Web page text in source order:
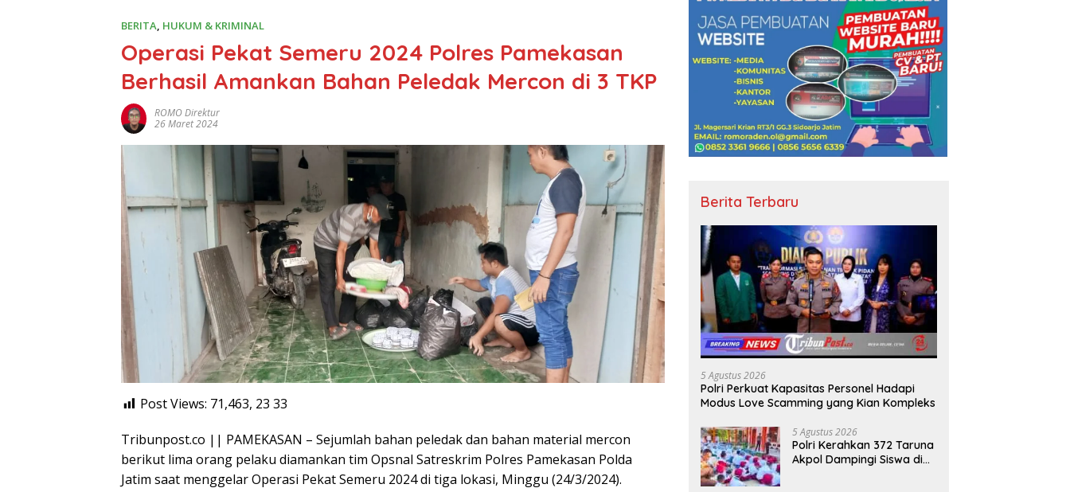
BERITA, HUKUM & KRIMINAL
Operasi Pekat Semeru 2024 Polres Pamekasan
Berhasil Amankan Bahan Peledak Mercon di 3 TKP
ROMO Direktur
26 Maret 2024
Post Views: 71,463, 23 33
Tribunpost.co || PAMEKASAN – Sejumlah bahan peledak dan bahan material mercon
berikut lima orang pelaku diamankan tim Opsnal Satreskrim Polres Pamekasan Polda
Jatim saat menggelar Operasi Pekat Semeru 2024 di tiga lokasi, Minggu (24/3/2024).
Berita Terbaru
5 Agustus 2026
Polri Perkuat Kapasitas Personel Hadapi
Modus Love Scamming yang Kian Kompleks
5 Agustus 2026
Polri Kerahkan 372 Taruna
Akpol Dampingi Siswa di